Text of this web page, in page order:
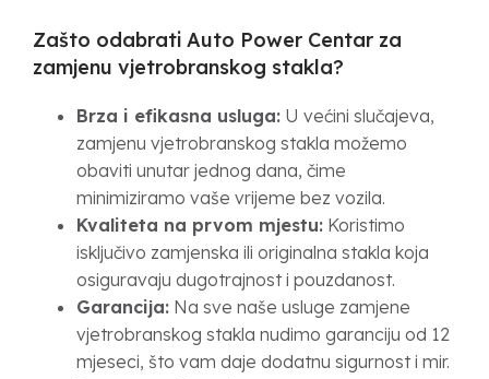
Zašto odabrati Auto Power Centar za
zamjenu vjetrobranskog stakla?
Brza i efikasna usluga: U većini slučajeva,
zamjenu vjetrobranskog stakla možemo
obaviti unutar jednog dana, čime
minimiziramo vaše vrijeme bez vozila.
Kvaliteta na prvom mjestu: Koristimo
isključivo zamjenska ili originalna stakla koja
osiguravaju dugotrajnost i pouzdanost.
Garancija: Na sve naše usluge zamjene
vjetrobranskog stakla nudimo garanciju od 12
mjeseci, što vam daje dodatnu sigurnost i mir.